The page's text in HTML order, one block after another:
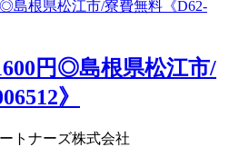
円◎島根県松江市/
》
トナーズ株式会社